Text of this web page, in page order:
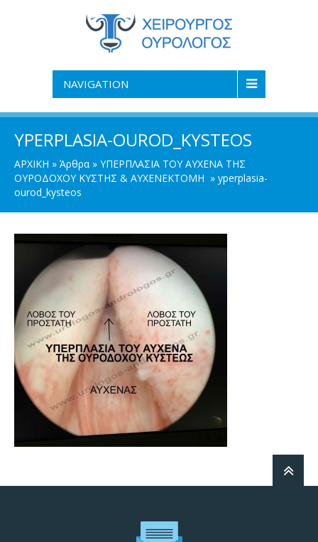
NAVIGATION
YPERPLASIA-OUROD_KYSTEOS
ΑΡΧΙΚΗ » Άρθρα » ΥΠΕΡΠΛΑΣΙΑ ΤΟΥ ΑΥΧΕΝΑ ΤΗΣ
ΟΥΡΟΔΟΧΟΥ ΚΥΣΤΗΣ & ΑΥΧΕΝΕΚΤΟΜΗ » yperplasia-
ourod_kysteos